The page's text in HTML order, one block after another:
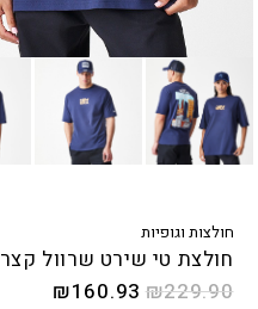
חולצות וגופיות
חולצת טי שירט שרוול קצר NEW ERA
₪229.90
₪160.93